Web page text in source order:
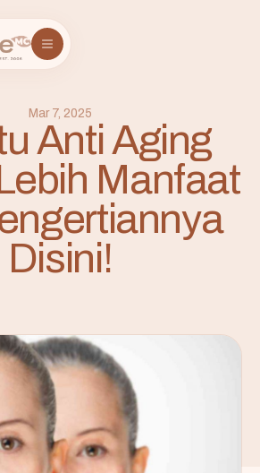
Mar 7, 2025
Anti Aging
Manfaat
Disini!